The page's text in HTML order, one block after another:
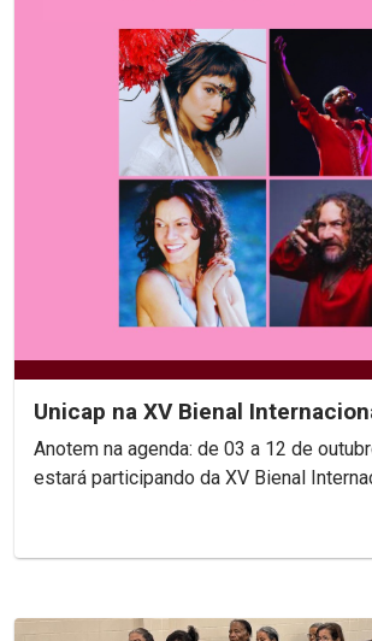
Unicap na XV Bienal
Anotem na agenda: de 03 a 12 de
estará participando da XV Bienal